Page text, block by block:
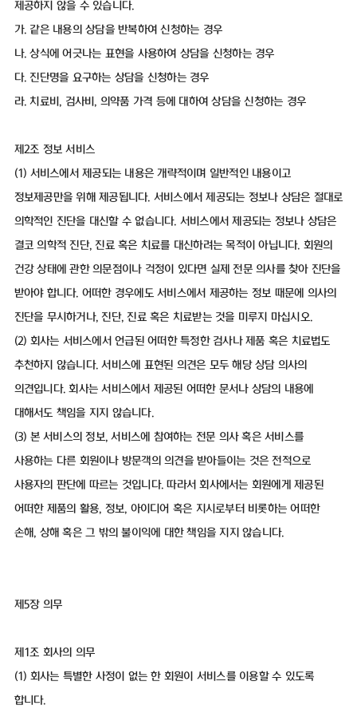
제공하지 않을 수 있습니다.
가. 같은 내용의 상담을 반복하여 신청하는 경우
나. 상식에 어긋나는 표현을 사용하여 상담을 신청하는 경우
다. 진단명을 요구하는 상담을 신청하는 경우
라. 치료비, 검사비, 의약품 가격 등에 대하여 상담을 신청하는 경우
제2조 정보 서비스
(1) 서비스에서 제공되는 내용은 개략적이며 일반적인 내용이고
정보제공만을 위해 제공됩니다. 서비스에서 제공되는 정보나 상담은 절대로
의학적인 진단을 대신할 수 없습니다. 서비스에서 제공되는 정보나 상담은
결코 의학적 진단, 진료 혹은 치료를 대신하려는 목적이 아닙니다. 회원의
건강 상태에 관한 의문점이나 걱정이 있다면 실제 전문 의사를 찾아 진단을
받아야 합니다. 어떠한 경우에도 서비스에서 제공하는 정보 때문에 의사의
진단을 무시하거나, 진단, 진료 혹은 치료받는 것을 미루지 마십시오.
(2) 회사는 서비스에서 언급된 어떠한 특정한 검사나 제품 혹은 치료법도
추천하지 않습니다. 서비스에 표현된 의견은 모두 해당 상담 의사의
의견입니다. 회사는 서비스에서 제공된 어떠한 문서나 상담의 내용에
대해서도 책임을 지지 않습니다.
(3) 본 서비스의 정보, 서비스에 참여하는 전문 의사 혹은 서비스를
사용하는 다른 회원이나 방문객의 의견을 받아들이는 것은 전적으로
사용자의 판단에 따르는 것입니다. 따라서 회사에서는 회원에게 제공된
어떠한 제품의 활용, 정보, 아이디어 혹은 지시로부터 비롯하는 어떠한
손해, 상해 혹은 그 밖의 불이익에 대한 책임을 지지 않습니다.
제5장 의무
제1조 회사의 의무
(1) 회사는 특별한 사정이 없는 한 회원이 서비스를 이용할 수 있도록
합니다.